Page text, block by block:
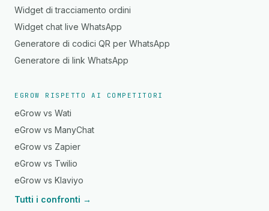
Widget di tracciamento ordini
Widget chat live WhatsApp
Generatore di codici QR per WhatsApp
Generatore di link WhatsApp
EGROW RISPETTO AI COMPETITORI
eGrow vs Wati
eGrow vs ManyChat
eGrow vs Zapier
eGrow vs Twilio
eGrow vs Klaviyo
Tutti i confronti →